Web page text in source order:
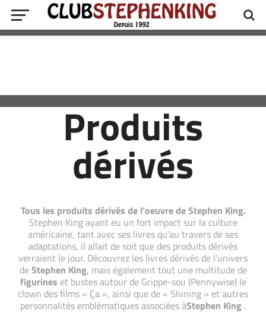
Produits
dérivés
Tous les produits dérivés de l’oeuvre de Stephen King.
Stephen King ayant eu un fort impact sur la culture
américaine, tant avec ses livres qu’au travers de ses
adaptations, il allait de soit que des produits dérivés
verraient le jour. Découvrez les livres dérivés de l’univers
deStephen King, mais également tout une multitude de
figurines et bustes autour de Grippe-sou (Pennywise) le
clown des films « Ça », ainsi que de « Shining » et autres
personnalités emblématiques associées àStephen King .